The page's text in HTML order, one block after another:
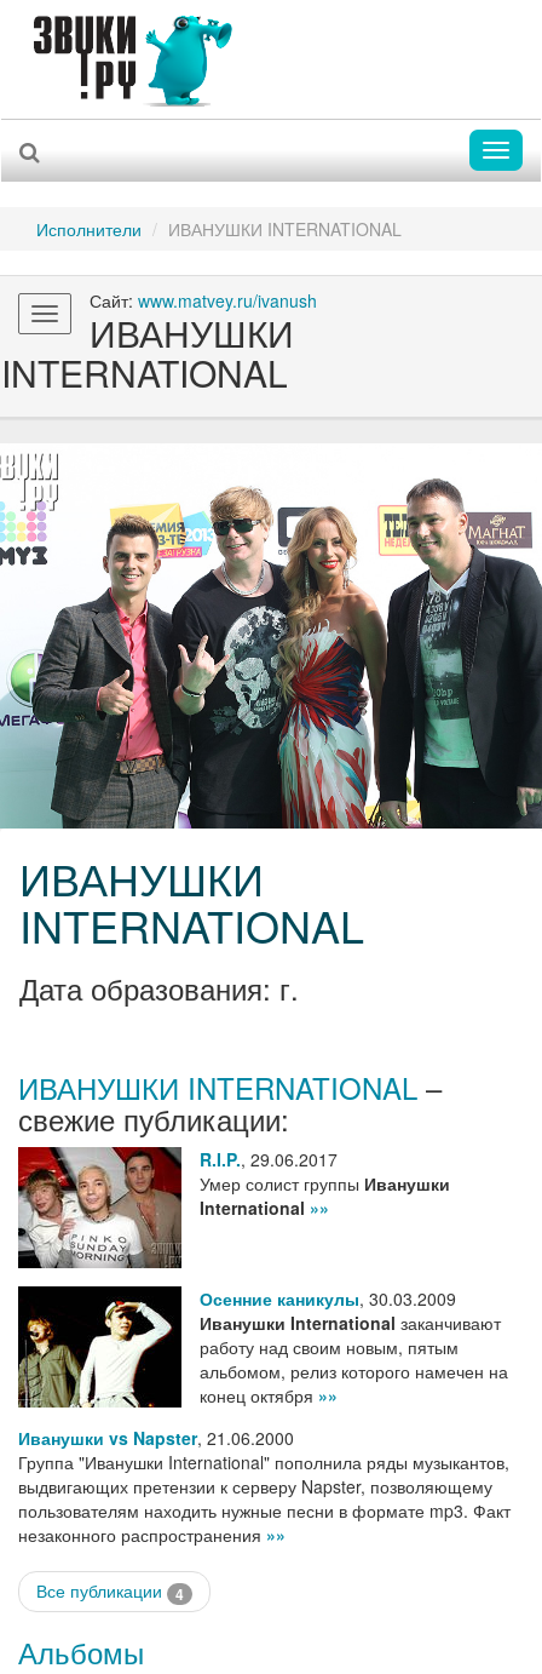
Исполнители ИВАНУШКИ INTERNATIONAL
Toggle
navigation
Сайт: www.matvey.ru/ivanush
ИВАНУШКИ
INTERNATIONAL
ИВАНУШКИ
INTERNATIONAL
Дата образования: г.
ИВАНУШКИ INTERNATIONAL –
свежие публикации:
R.I.P., 29.06.2017
Умер солист группы Иванушки
International »»
Осенние каникулы, 30.03.2009
Иванушки International заканчивают
работу над своим новым, пятым
альбомом, релиз которого намечен на
конец октября »»
Иванушки vs Napster, 21.06.2000
Группа "Иванушки International" пополнила ряды музыкантов,
выдвигающих претензии к серверу Napster, позволяющему
пользователям находить нужные песни в формате mp3. Факт
незаконного распространения »»
Все публикации 4
Альбомы